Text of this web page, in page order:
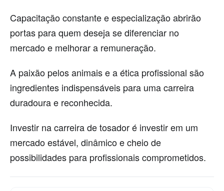
Capacitação constante e especialização abrirão
portas para quem deseja se diferenciar no
mercado e melhorar a remuneração.
A paixão pelos animais e a ética profissional são
ingredientes indispensáveis para uma carreira
duradoura e reconhecida.
Investir na carreira de tosador é investir em um
mercado estável, dinâmico e cheio de
possibilidades para profissionais comprometidos.